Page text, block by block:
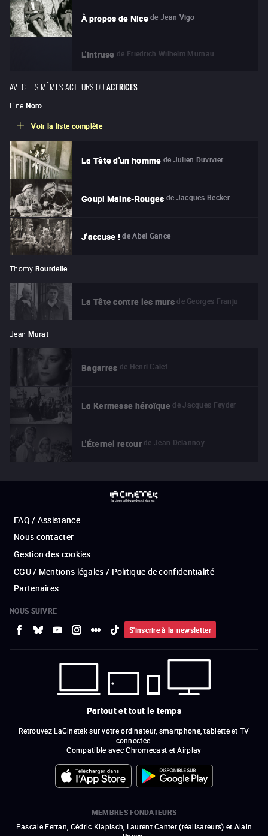
À propos de Nice de Jean Vigo
L'Intruse de Friedrich Wilhelm Murnau
AVEC LES MÊMES ACTEURS OUACTRICES
Line Noro
Voir la liste complète
La Tête d'un homme de Julien Duvivier
Goupi Mains-Rouges de Jacques Becker
J'accuse ! de Abel Gance
Thomy Bourdelle
La Tête contre les murs de Georges Franju
Jean Murat
Bagarres de Henri Calef
La Kermesse héroïque de Jacques Feyder
L'Éternel retour de Jean Delannoy
FAQ / Assistance
Nous contacter
Gestion des cookies
CGU / Mentions légales / Politique de confidentialité
Partenaires
NOUS SUIVRE
S'inscrire à la newsletter
Partout et tout le temps
Retrouvez LaCinetek sur votre ordinateur, smartphone, tablette et TV
connectée.
Compatible avec Chromecast et Airplay
MEMBRES FONDATEURS
Pascale Ferran, Cédric Klapisch, Laurent Cantet (réalisateurs) et Alain